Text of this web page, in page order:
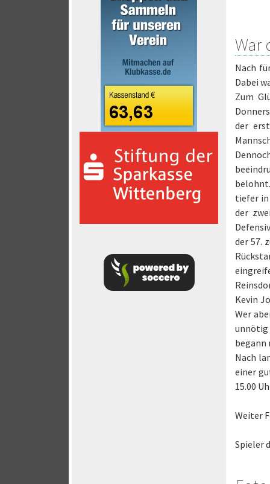
War
Nach
Dabei
Zum
der
tiefer in
der
der 57.
Kevin
Wer
unnötig
begann
Nach
einer
15.00
Weiter
Spieler